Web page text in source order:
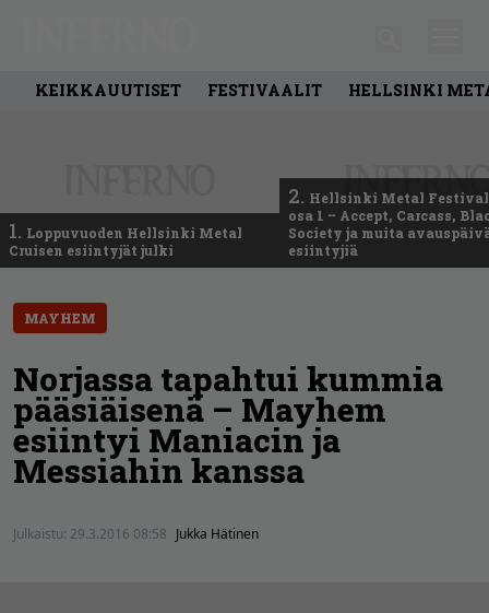
KEIKKAUUTISET FESTIVAALIT HELLSINKI
1. Loppuvuoden Hellsinki Metal
Cruisen esiintyjät julki
2. Hellsinki Metal
osa 1 – Accept, Carcass,
Society ja muita
esiintyjiä
MAYHEM
Norjassa tapahtui kummia
pääsiäisenä – Mayhem
esiintyi Maniacin ja
Messiahin kanssa
Julkaistu: 29.3.2016 08:58 Jukka Hätinen